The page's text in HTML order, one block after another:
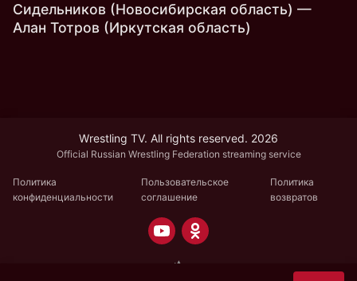
Сидельников (Новосибирская область) —
Алан Тотров (Иркутская область)
Wrestling TV. All rights reserved. 2026
Official Russian Wrestling Federation streaming service
Политика
конфиденциальности
Пользовательское
соглашение
Политика
возвратов